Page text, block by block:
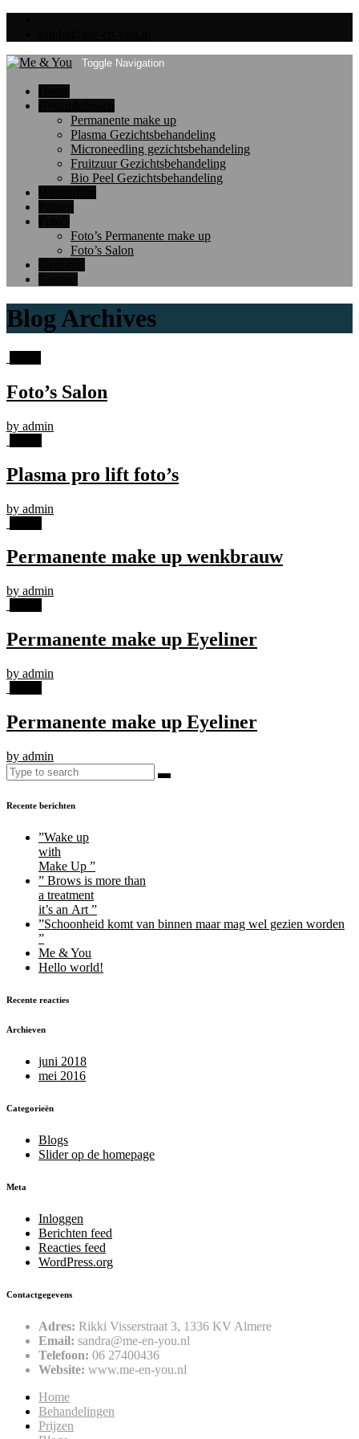
Toggle Navigation
Permanente make up
Plasma Gezichtsbehandeling
Microneedling gezichtsbehandeling
Fruitzuur Gezichtsbehandeling
Bio Peel Gezichtsbehandeling
Foto’s Permanente make up
Foto’s Salon
Blog Archives
Foto’s Salon
by admin
Plasma pro lift foto’s
by admin
Permanente make up wenkbrauw
by admin
Permanente make up Eyeliner
by admin
Permanente make up Eyeliner
by admin
Recente berichten
”Wake up
with
Make Up ”
” Brows is more than
a treatment
it’s an Art ”
”Schoonheid komt van binnen maar mag wel gezien worden
”
Me & You
Hello world!
Recente reacties
Archieven
juni 2018
mei 2016
Categorieën
Blogs
Slider op de homepage
Meta
Inloggen
Berichten feed
Reacties feed
WordPress.org
Contactgegevens
Adres: Rikki Visserstraat 3, 1336 KV Almere
Email: sandra@me-en-you.nl
Telefoon: 06 27400436
Website: www.me-en-you.nl
Home
Behandelingen
Prijzen